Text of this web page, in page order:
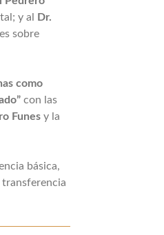
y al
Dr.
sobre
como
con las
Funes y la
básica,